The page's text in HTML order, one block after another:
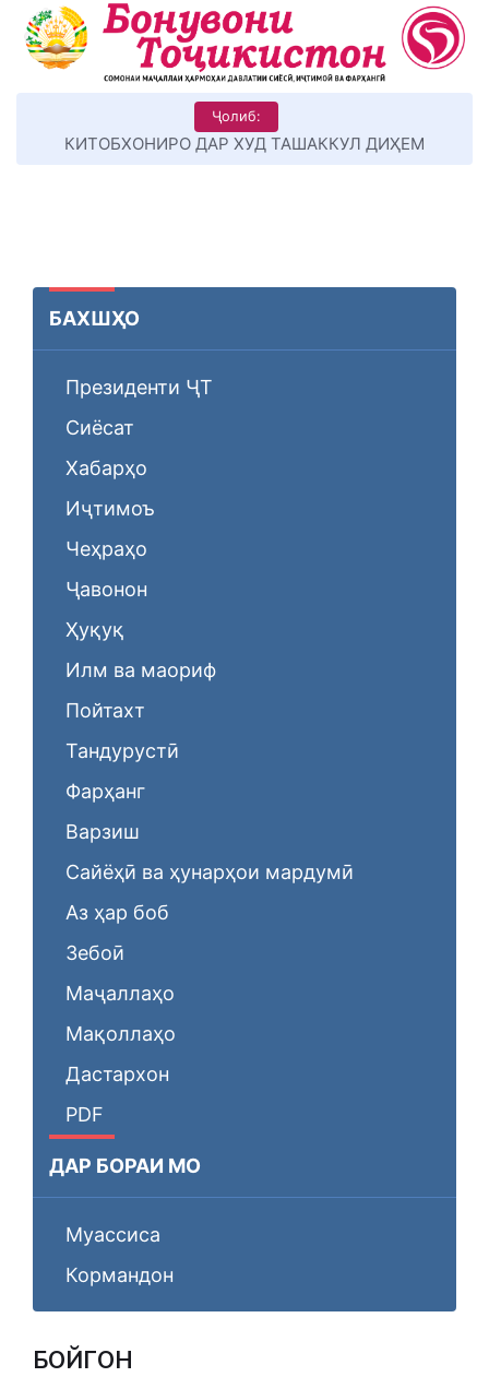
Ҷолиб:
КИТОБХОНИРО ДАР ХУД ТАШАККУЛ ДИҲЕМ
БАХШҲО
Президенти ҶТ
Сиёсат
Хабарҳо
Иҷтимоъ
Чеҳраҳо
Ҷавонон
Ҳуқуқ
Илм ва маориф
Пойтахт
Тандурустӣ
Фарҳанг
Варзиш
Сайёҳӣ ва ҳунарҳои мардумӣ
Аз ҳар боб
Зебоӣ
Маҷаллаҳо
Мақоллаҳо
Дастархон
PDF
ДАР БОРАИ МО
Муассиса
Кормандон
БОЙГОНӢ